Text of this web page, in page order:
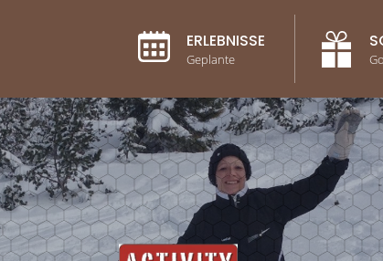
ERLEBNISSE
Geplante